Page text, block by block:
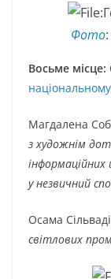
Фото:
Восьме місце:
Магдалена
з художнім
інформаційних
у незвичний
Осама
світлових